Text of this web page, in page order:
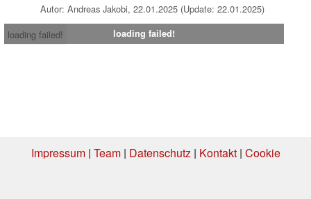
Autor: Andreas Jakobi, 22.01.2025 (Update: 22.01.2025)
loading failed!
loading failed!
Impressum| Team| Datenschutz| Kontakt| Cookie